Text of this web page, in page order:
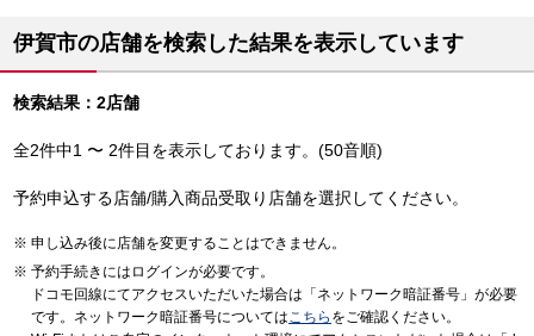
伊賀市の店舗を検索した結果を表示しています
検索結果：2店舗
全2件中1 〜 2件目を表示しております。(50音順)
予約申込する店舗/購入商品受取り店舗を選択してください。
申し込み後に店舗を変更することはできません。
予約手続きにはログインが必要です。
ドコモ回線にてアクセスいただいた場合は「ネットワーク暗証番号」が必要
です。ネットワーク暗証番号についてはこちら をご確認ください。